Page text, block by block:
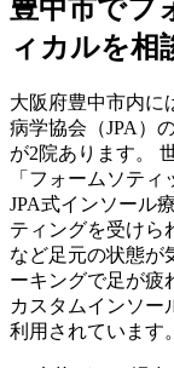
豊中市でフ
ィカルを相
大阪府豊中市内に
病学協会（JPA）
が2院あります。
「フォームソテ
JPA式インソール
ティングを受けら
など足元の状態が
ーキングで足が疲
カスタムインソー
利用されています。